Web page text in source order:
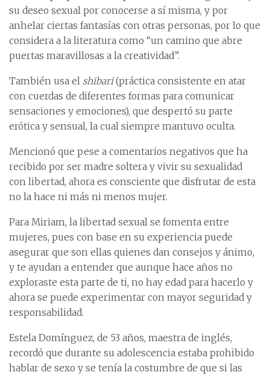
su deseo sexual por conocerse a sí misma, y por
anhelar ciertas fantasías con otras personas, por lo que
considera a la literatura como “un camino que abre
puertas maravillosas a la creatividad”.
También usa el shibari(práctica consistente en atar
con cuerdas de diferentes formas para comunicar
sensaciones y emociones), que despertó su parte
erótica y sensual, la cual siempre mantuvo oculta.
Mencionó que pese a comentarios negativos que ha
recibido por ser madre soltera y vivir su sexualidad
con libertad, ahora es consciente que disfrutar de esta
no la hace ni más ni menos mujer.
Para Miriam, la libertad sexual se fomenta entre
mujeres, pues con base en su experiencia puede
asegurar que son ellas quienes dan consejos y ánimo,
y te ayudan a entender que aunque hace años no
exploraste esta parte de ti, no hay edad para hacerlo y
ahora se puede experimentar con mayor seguridad y
responsabilidad.
Estela Domínguez, de 53 años, maestra de inglés,
recordó que durante su adolescencia estaba prohibido
hablar de sexo y se tenía la costumbre de que si las